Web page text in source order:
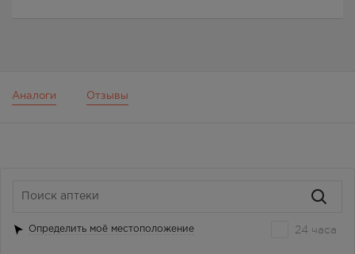
Аналоги Отзывы
Определить моё местоположение 24 часа